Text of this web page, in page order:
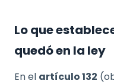
Lo que
quedó en la ley
En el artículo 132